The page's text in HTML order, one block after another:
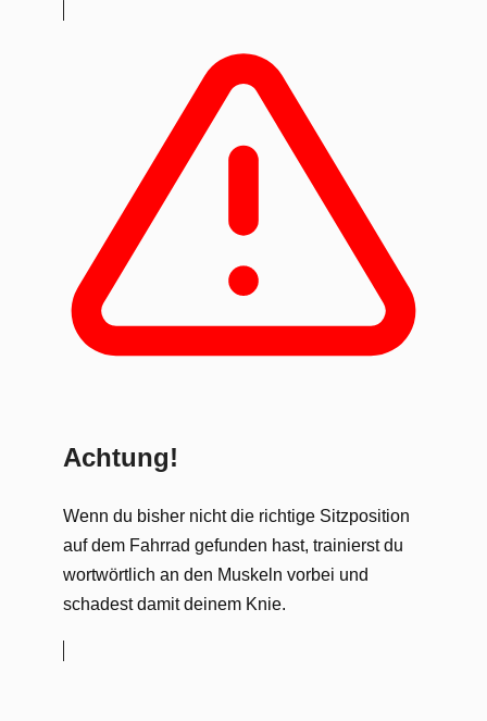
Achtung!
Wenn du bisher nicht die richtige Sitzposition
auf dem Fahrrad gefunden hast, trainierst du
wortwörtlich an den Muskeln vorbei und
schadest damit deinem Knie.